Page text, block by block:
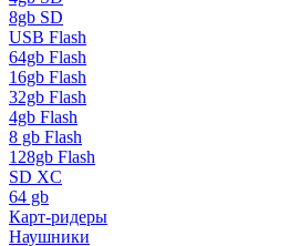
8gb SD
USB Flash
64gb Flash
16gb Flash
32gb Flash
4gb Flash
8 gb Flash
128gb Flash
SD XC
64 gb
Карт-ридеры
Наушники